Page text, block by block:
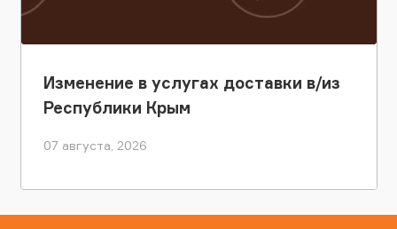
Изменение в услугах доставки в/из
Республики Крым
07 августа, 2026